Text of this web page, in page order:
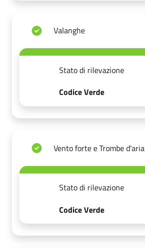
Valanghe
Stato di rilevazione
Codice Verde
Vento forte e Trombe d'aria
Stato di rilevazione
Codice Verde